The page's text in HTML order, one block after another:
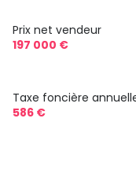
Prix net vendeur
197 000 €
Taxe foncière
586 €